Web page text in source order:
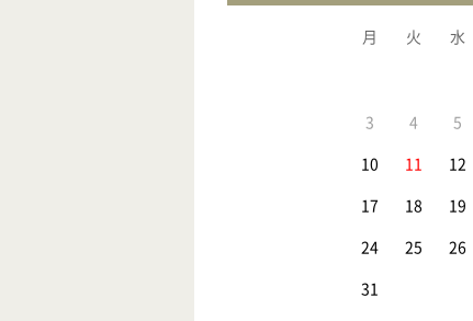
月 火 水
3
4 5
10
11 12
17
18 19
24
25 26
31